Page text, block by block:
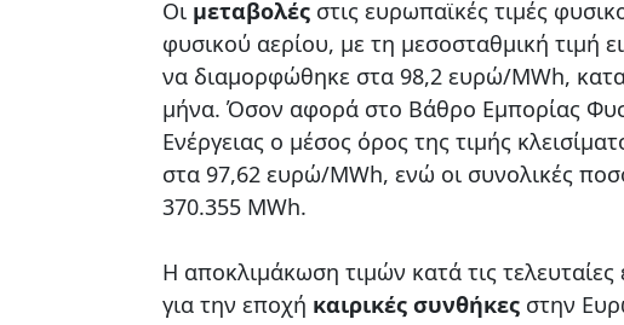
Οι μεταβολές στις ευρωπαϊκές τιμές
φυσικού αερίου, με τη μεσοσταθμική τιμή
να διαμορφώθηκε στα 98,2 ευρώ/MWh,
μήνα. Όσον αφορά στο Βάθρο Εμπορίας
Ενέργειας ο μέσος όρος της τιμής
στα 97,62 ευρώ/MWh, ενώ οι συνολικές
370.355 MWh.
Η αποκλιμάκωση τιμών κατά τις
για την εποχή καιρικές συνθήκες στην